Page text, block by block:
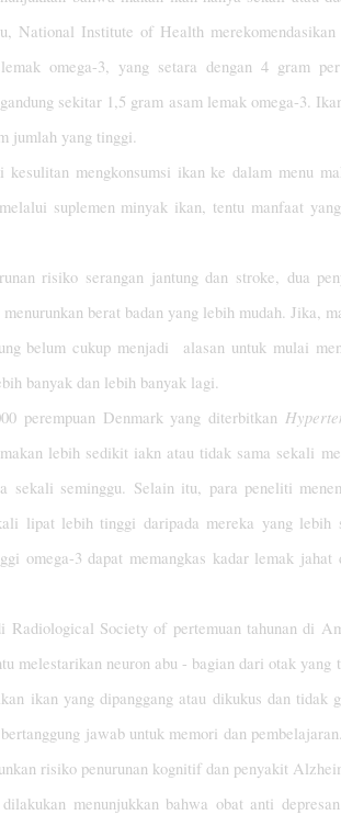
National Institute of Health merekomendasikan
omega-3, yang setara dengan 4 gram
sekitar 1,5 gram asam lemak omega-3.
jumlah yang tinggi.
mengkonsumsi ikan ke dalam menu
suplemen minyak ikan, tentu manfaat
risiko serangan jantung dan stroke, dua
berat badan yang lebih mudah. Jika,
belum cukup menjadi alasan untuk mulai
banyak dan lebih banyak lagi.
perempuan Denmark yang diterbitkan
lebih sedikit iakn atau tidak sama sekali
sekali seminggu. Selain itu, para peneliti
lipat lebih tinggi daripada mereka yang lebih
omega-3 dapat memangkas kadar lemak jahat
Radiological Society of pertemuan tahunan di
melestarikan neuron abu - bagian dari otak yang
ikan yang dipanggang atau dikukus dan tidak
jawab untuk memori dan
risiko penurunan kognitif dan penyakit
menunjukkan bahwa obat anti